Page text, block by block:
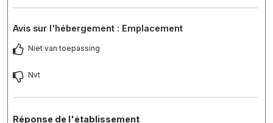
Avis sur l'hébergement : Emplacement
Niet van toepassing
Nvt
Réponse de l'établissement